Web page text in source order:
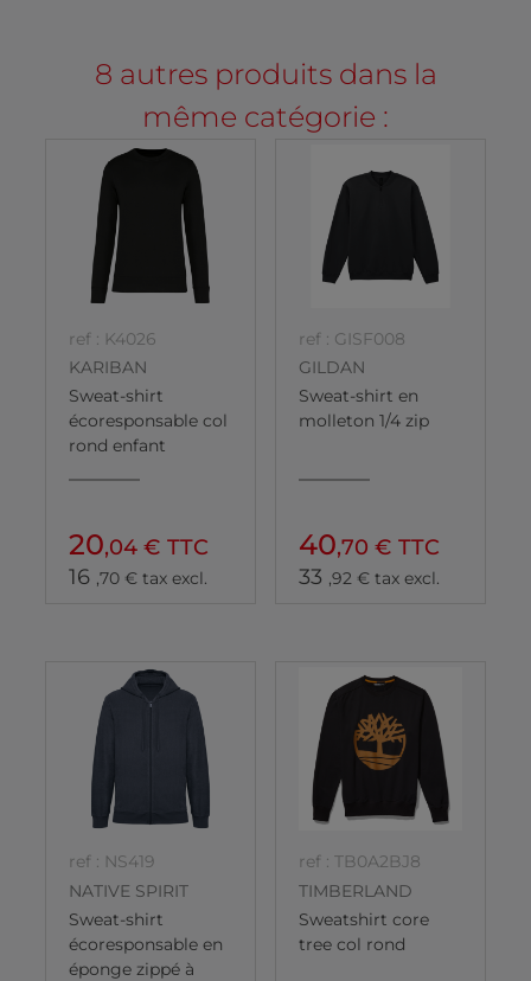
8 autres produits dans la
même catégorie :
ref : K4026
KARIBAN
Sweat-shirt
écoresponsable col
rond enfant
20,04 € TTC
16 ,70 € tax excl.
ref : GISF008
GILDAN
Sweat-shirt en
molleton 1/4 zip
40,70 € TTC
33 ,92 € tax excl.
ref : NS419
NATIVE SPIRIT
Sweat-shirt
écoresponsable en
éponge zippé à
ref : TB0A2BJ8
TIMBERLAND
Sweatshirt core
tree col rond